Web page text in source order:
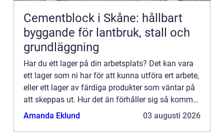
Cementblock i Skåne: hållbart
byggande för lantbruk, stall och
grundläggning
Har du ett lager på din arbetsplats? Det kan vara
ett lager som ni har för att kunna utföra ert arbete,
eller ett lager av färdiga produkter som väntar på
att skeppas ut. Hur det än förhåller sig så kommer
ni behöva någon som arbetar med lagret, när ...
Amanda Eklund 03 augusti 2026